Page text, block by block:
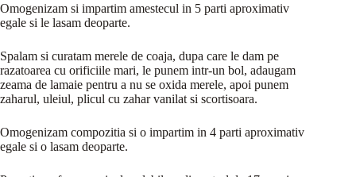
Omogenizam si impartim amestecul in 5 parti aproximativ
egale si le lasam deoparte.
Spalam si curatam merele de coaja, dupa care le dam pe
razatoarea cu orificiile mari, le punem intr-un bol, adaugam
zeama de lamaie pentru a nu se oxida merele, apoi punem
zaharul, uleiul, plicul cu zahar vanilat si scortisoara.
Omogenizam compozitia si o impartim in 4 parti aproximativ
egale si o lasam deoparte.